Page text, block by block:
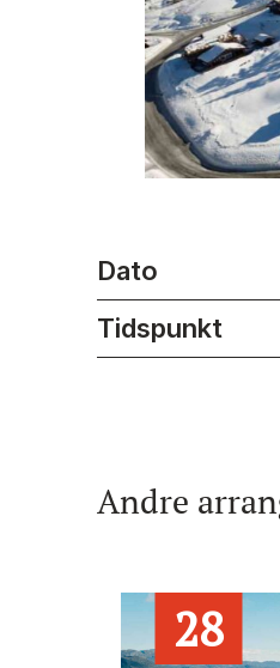
Dato
Tidspunkt
Andre
28